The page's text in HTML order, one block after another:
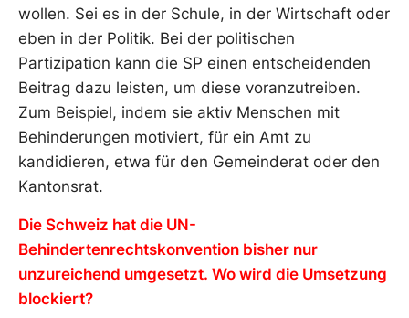
wollen. Sei es in der Schule, in der Wirtschaft oder
eben in der Politik. Bei der politischen
Partizipation kann die SP einen entscheidenden
Beitrag dazu leisten, um diese voranzutreiben.
Zum Beispiel, indem sie aktiv Menschen mit
Behinderungen motiviert, für ein Amt zu
kandidieren, etwa für den Gemeinderat oder den
Kantonsrat.
Die Schweiz hat die UN-
Behindertenrechtskonvention bisher nur
unzureichend umgesetzt. Wo wird die Umsetzung
blockiert?